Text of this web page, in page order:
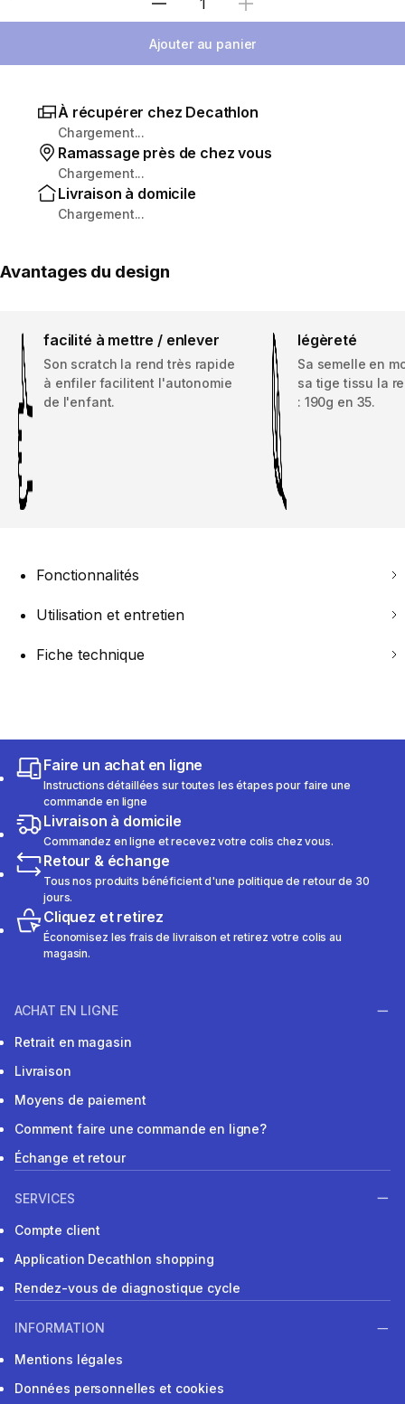
Sélectionnez la quantité
Ajouter au panier
À récupérer chez Decathlon
Chargement...
Ramassage près de chez vous
Chargement...
Livraison à domicile
Chargement...
Avantages du design
facilité à mettre / enlever
Son scratch la rend très rapide
à enfiler facilitent l'autonomie
de l'enfant.
légèreté
Sa semelle en
sa tige tissu la
: 190g en 35.
Fonctionnalités
Utilisation et entretien
Fiche technique
Faire un achat en ligne
Instructions détaillées sur toutes les étapes pour faire une
commande en ligne
Livraison à domicile
Commandez en ligne et recevez votre colis chez vous.
Retour & échange
Tous nos produits bénéficient d'une politique de retour de 30
jours.
Cliquez et retirez
Économisez les frais de livraison et retirez votre colis au
magasin.
ACHAT EN LIGNE
Retrait en magasin
Livraison
Moyens de paiement
Comment faire une commande en ligne?
Échange et retour
SERVICES
Compte client
Application Decathlon shopping
Rendez-vous de diagnostique cycle
INFORMATION
Mentions légales
Données personnelles et cookies